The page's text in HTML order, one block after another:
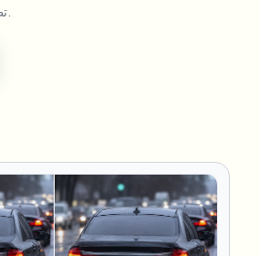
تطبيقين مكتبيين منفصلين.